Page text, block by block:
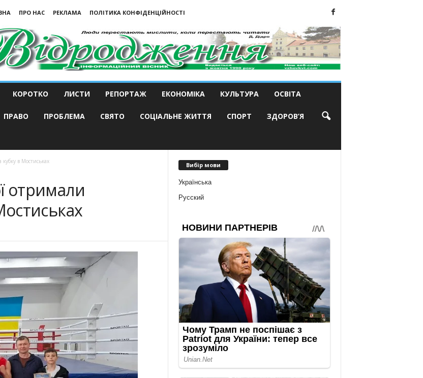
ПРО НАС РЕКЛАМА
ПОЛІТИКА КОНФІДЕНЦІЙНОСТІ
КОРОТКО ЛИСТИ РЕПОРТАЖ ЕКОНОМІКА КУЛЬТУРА ОСВІТА
ПРАВО ПРОБЛЕМА СВЯТО СОЦІАЛЬНЕ ЖИТТЯ СПОРТ ЗДОРОВ’Я
в Мостиськах
отримали
Вибір мови
Українська
Русский